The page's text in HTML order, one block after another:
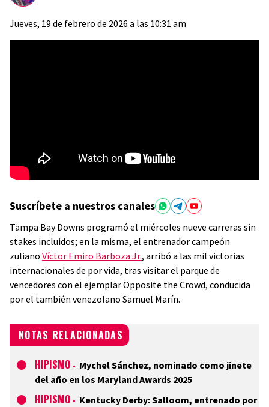
Jueves, 19 de febrero de 2026 a las 10:31 am
Suscríbete a nuestros canales
Tampa Bay Downs programó el miércoles nueve carreras sin
stakes incluidos; en la misma, el entrenador campeón
zuliano Víctor Emiro Barboza Jr., arribó a las mil victorias
internacionales de por vida, tras visitar el parque de
vencedores con el ejemplar Opposite the Crowd, conducida
por el también venezolano Samuel Marín.
NOTAS RELACIONADAS
HIPISMO - Mychel Sánchez, nominado como jinete
del año en los Maryland Awards 2025
HIPISMO - Kentucky Derby: Salloom, entrenado por